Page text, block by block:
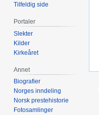
Tilfeldig side
Portaler
Slekter
Kilder
Kirkeåret
Annet
Biografier
Norges inndeling
Norsk prestehistorie
Fotosamlinger